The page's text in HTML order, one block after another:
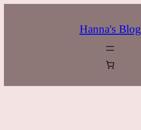
Hanna's Blog